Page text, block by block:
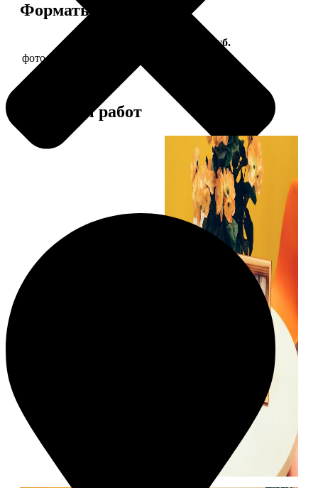
Форматы и цены
Цена, руб.
фото 15х15 в деревянной рамке
Примеры работ